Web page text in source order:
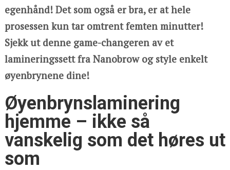
egenhånd! Det som også er bra, er at hele
prosessen kun tar omtrent femten minutter!
Sjekk ut denne game-changeren av et
lamineringssett fra Nanobrow og style enkelt
øyenbrynene dine!
Øyenbrynslaminering
hjemme – ikke så
vanskelig som det høres ut
som